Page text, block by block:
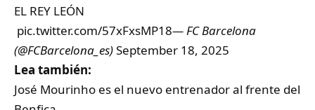
EL REY LEÓN
pic.twitter.com/57xFxsMP18— FC Barcelona
(@FCBarcelona_es)September 18, 2025
Lea también:
José Mourinho es el nuevo entrenador al frente del